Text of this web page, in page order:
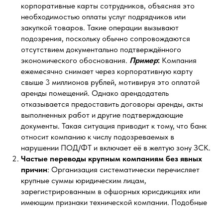
корпоративные карты сотрудников, объясняя это
необходимостью оплаты услуг подрядчиков или
закупкой товаров. Такие операции вызывают
подозрения, поскольку обычно сопровождаются
отсутствием документально подтверждённого
экономического обоснования. Пример: Компания
ежемесячно снимает через корпоративную карту
свыше 3 миллионов рублей, мотивируя это оплатой
аренды помещений. Однако арендодатель
отказывается предоставить договоры аренды, акты
выполненных работ и другие подтверждающие
документы. Такая ситуация приводит к тому, что банк
относит компанию к числу подозреваемых в
нарушении ПОД/ФТ и включает её в желтую зону ЗСК.
Частые переводы крупным компаниям без явных
причин: Организация систематически перечисляет
крупные суммы юридическим лицам,
зарегистрированным в офшорных юрисдикциях или
имеющим признаки технической компании. Подобные